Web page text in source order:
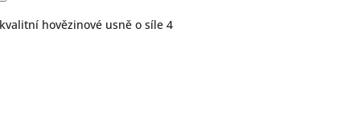
hovězinové usně o síle 4